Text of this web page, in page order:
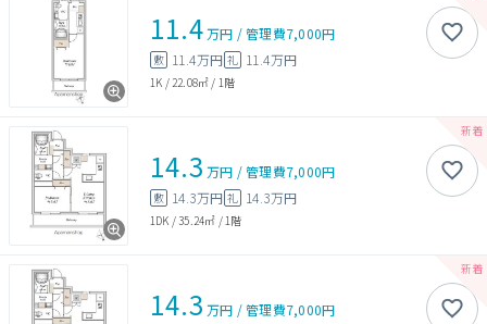
11.4万円 /管理費7,000円
敷 11.4万円 礼 11.4万円
1K / 22.08㎡ / 1階
14.3 万円 /管理費7,000円
敷 14.3万円 礼 14.3万円
1DK /35.24㎡ / 1階
14.3 万円 /管理費7,000円